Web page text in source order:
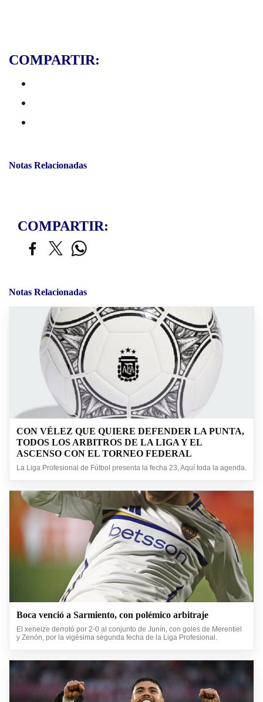
COMPARTIR:
Notas Relacionadas
COMPARTIR:
Notas Relacionadas
CON VÉLEZ QUE QUIERE DEFENDER LA PUNTA,
TODOS LOS ARBITROS DE LA LIGA Y EL
ASCENSO CON EL TORNEO FEDERAL
La Liga Profesional de Fútbol presenta la fecha 23, Aquí toda la agenda.
Boca venció a Sarmiento, con polémico arbitraje
El xeneize derrotó por 2-0 al conjunto de Junín, con goles de Merentiel
y Zenón, por la vigésima segunda fecha de la Liga Profesional.